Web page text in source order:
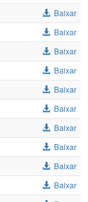
Baixar
Baixar
Baixar
Baixar
Baixar
Baixar
Baixar
Baixar
Baixar
Baixar